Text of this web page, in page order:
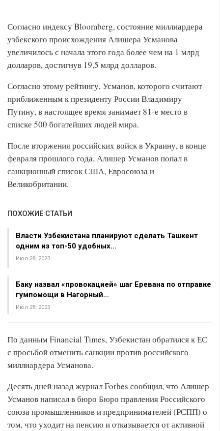
Согласно индексу Bloomberg, состояние миллиардера
узбекского происхождения Алишера Усманова
увеличилось с начала этого года более чем на 1 млрд
долларов, достигнув 19,5 млрд долларов.
Согласно этому рейтингу, Усманов, которого считают
приближенным к президенту России Владимиру
Путину, в настоящее время занимает 81-е место в
списке 500 богатейших людей мира.
После вторжения российских войск в Украину, в конце
февраля прошлого года, Алишер Усманов попал в
санкционный список США, Евросоюза и
Великобритании.
ПОХОЖИЕ СТАТЬИ
Власти Узбекистана планируют сделать Ташкент
одним из топ-50 удобных…
Июл 28, 2023
Баку назвал «провокацией» шаг Еревана по отправке
гумпомощи в Нагорный…
Июл 28, 2023
По данным Financial Times, Узбекистан обратился к ЕС
с просьбой отменить санкции против российского
миллиардера Усманова.
Десять дней назад журнал Forbes сообщил, что Алишер
Усманов написал в бюро Бюро правления Российского
союза промышленников и предпринимателей (РСПП) о
том, что уходит на пенсию и отказывается от активной